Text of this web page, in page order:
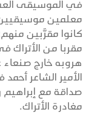
في الموسيقى
معلمين موسيقيين
كانوا مقرَّبين
مقربا من الأتراك
الأمير الشاعر
صداقة مع
مغادرة الأتراك.